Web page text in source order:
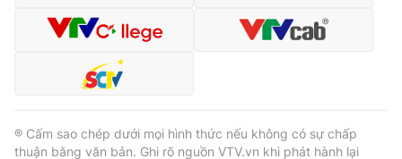
® Cấm sao chép dưới mọi hình thức nếu không có sự chấp
thuận bằng văn bản. Ghi rõ nguồn VTV.vn khi phát hành lại